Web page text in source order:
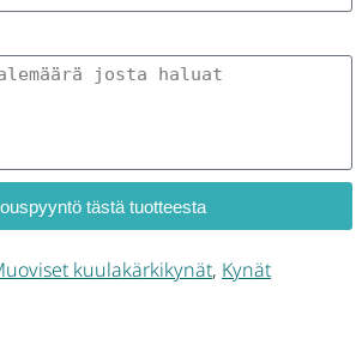
tästä tuotteesta
kuulakärkikynät, Kynät